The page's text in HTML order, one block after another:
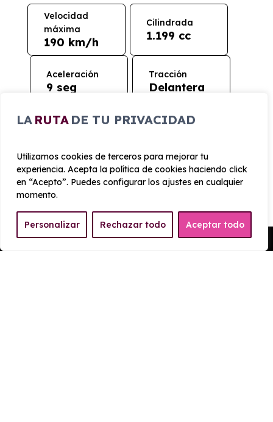
LA RUTA DE TU PRIVACIDAD
Utilizamos cookies de terceros para mejorar tu
experiencia. Acepta la política de cookies haciendo click
en “Acepto”. Puedes configurar los ajustes en cualquier
momento.
Personalizar Rechazar todo Aceptar todo
Velocidad
máxima
190 km/h
Cilindrada
1.199 cc
Aceleración
9 seg
Tracción
Delantera
CONSUMO Y EMISIONES
Emisiones
101 g/km
Pedir Presupuesto